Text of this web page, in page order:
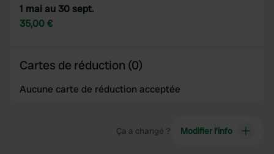
1 mai au 30 sept.
35,00 €
Cartes de réduction (0)
Aucune carte de réduction acceptée
Ça a changé ? Modifier l’info